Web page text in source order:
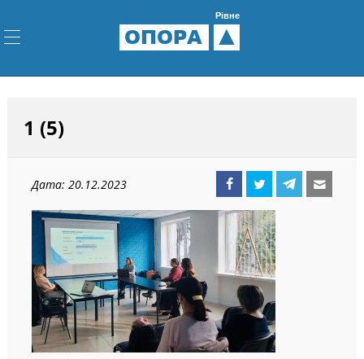
ОПОРА
Рівне
1 (5)
Дата: 20.12.2023